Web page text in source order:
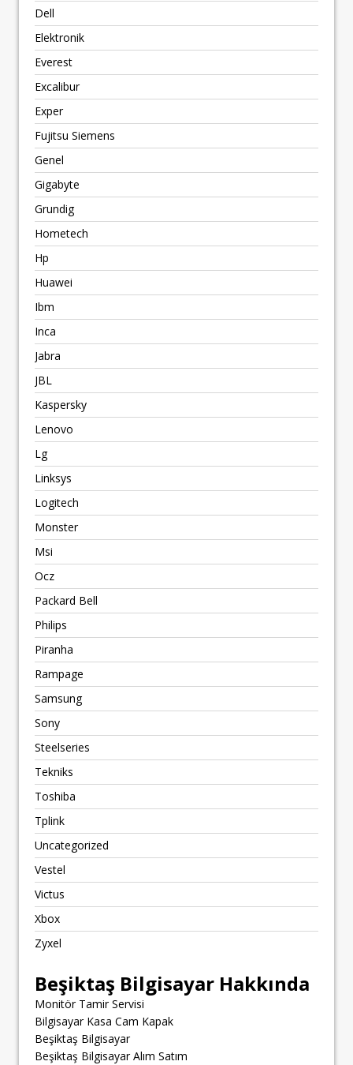
Dell
Elektronik
Everest
Excalibur
Exper
Fujitsu Siemens
Genel
Gigabyte
Grundig
Hometech
Hp
Huawei
Ibm
Inca
Jabra
JBL
Kaspersky
Lenovo
Lg
Linksys
Logitech
Monster
Msi
Ocz
Packard Bell
Philips
Piranha
Rampage
Samsung
Sony
Steelseries
Tekniks
Toshiba
Tplink
Uncategorized
Vestel
Victus
Xbox
Zyxel
Beşiktaş Bilgisayar Hakkında
Monitör Tamir Servisi
Bilgisayar Kasa Cam Kapak
Beşiktaş Bilgisayar
Beşiktaş Bilgisayar Alım Satım